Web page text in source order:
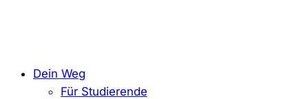
Dein Weg
Für Studierende